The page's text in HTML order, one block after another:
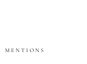
MENTIONS